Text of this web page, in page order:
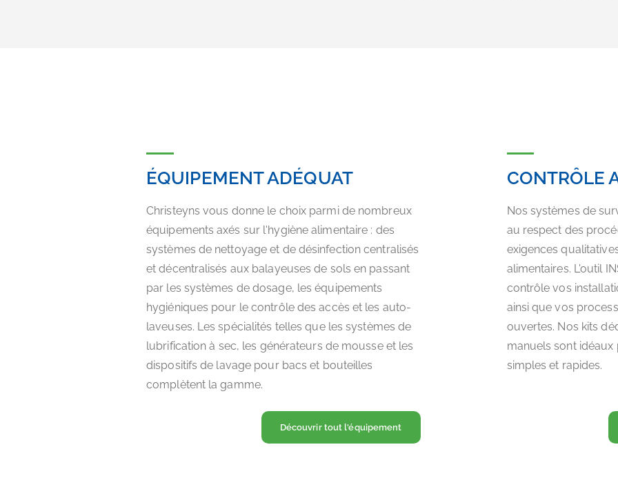
ÉQUIPEMENT ADÉQUAT
Christeyns vous donne le choix parmi de nombreux
équipements axés sur l'hygiène alimentaire : des
systèmes de nettoyage et de désinfection centralisés
et décentralisés aux balayeuses de sols en passant
par les systèmes de dosage, les équipements
hygiéniques pour le contrôle des accès et les auto-
laveuses. Les spécialités telles que les systèmes de
lubrification à sec, les générateurs de mousse et les
dispositifs de lavage pour bacs et bouteilles
complètent la gamme.
Découvrir tout l'équipement
CONTRÔLE
Nos systèmes de
au respect des
exigences
alimentaires. L'outil
contrôle vos
ainsi que vos
ouvertes. Nos kits
manuels sont
simples et rapides.